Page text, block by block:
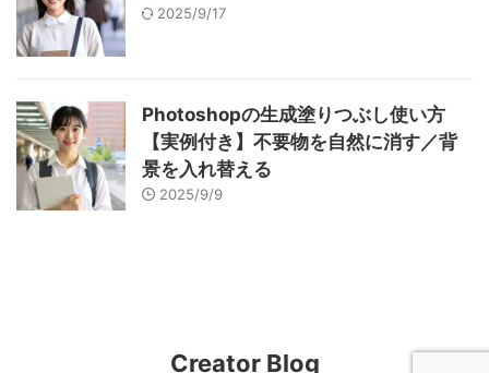
2025/9/17
Photoshopの生成塗りつぶし使い方
【実例付き】不要物を自然に消す／背
景を入れ替える
2025/9/9
Creator Blog